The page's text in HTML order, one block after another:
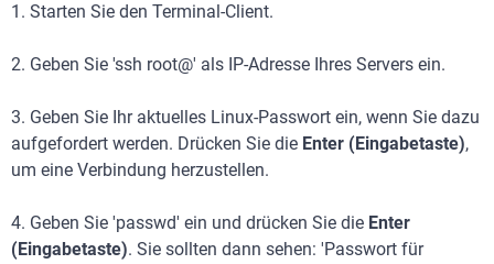
1. Starten Sie den Terminal-Client.
2. Geben Sie 'ssh root@' als IP-Adresse Ihres Servers ein.
3. Geben Sie Ihr aktuelles Linux-Passwort ein, wenn Sie dazu
aufgefordert werden. Drücken Sie die Enter (Eingabetaste),
um eine Verbindung herzustellen.
4. Geben Sie 'passwd' ein und drücken Sie die Enter
(Eingabetaste). Sie sollten dann sehen: 'Passwort für